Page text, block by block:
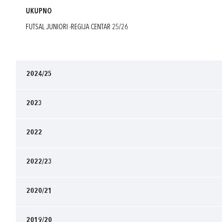
UKUPNO
FUTSAL JUNIORI -REGIJA CENTAR 25/26
2024/25
2023
2022
2022/23
2020/21